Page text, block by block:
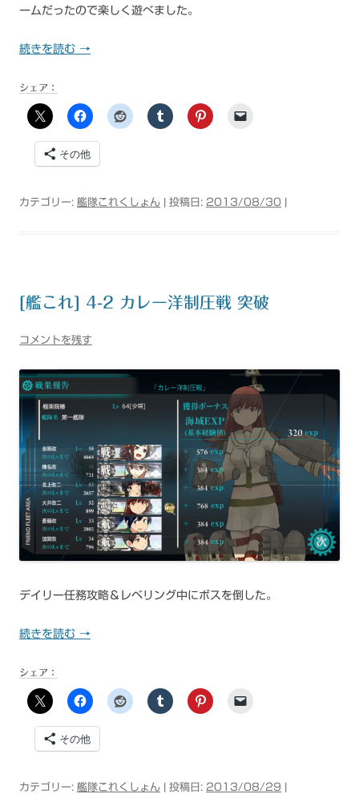
ームだったので楽しく遊べました。
続きを読む →
シェア：
その他
カテゴリー: 艦隊これくしょん | 投稿日: 2013/08/30
[艦これ] 4-2 カレー洋制圧戦 突破
コメントを残す
デイリー任務攻略＆レベリング中にボスを倒した。
続きを読む →
シェア：
その他
カテゴリー: 艦隊これくしょん | 投稿日: 2013/08/29